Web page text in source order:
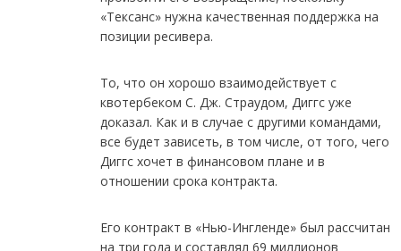
«Тексанс» нужна качественная поддержка на
позиции ресивера.
То, что он хорошо взаимодействует с
квотербеком С. Дж. Страудом, Диггс уже
доказал. Как и в случае с другими командами,
все будет зависеть, в том числе, от того, чего
Диггс хочет в финансовом плане и в
отношении срока контракта.
Его контракт в «Нью-Ингленде» был рассчитан
на три года и составлял 69 миллионов